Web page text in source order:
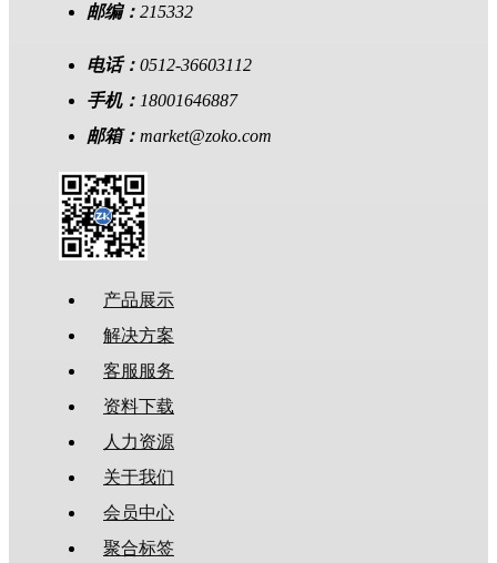
邮编： 215332
电话： 0512-36603112
手机： 18001646887
邮箱： market@zoko.com
产品展示
解决方案
客服服务
资料下载
人力资源
关于我们
会员中心
聚合标签